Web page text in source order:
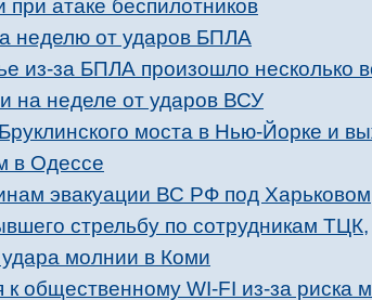
при атаке беспилотников
неделю от ударов БПЛА
из-за БПЛА произошло несколько
на неделе от ударов ВСУ
моста в Нью-Йорке и
в Одессе
эвакуации ВС РФ под Харьковом
стрельбу по сотрудникам ТЦК,
молнии в Коми
общественному WI-FI из-за риска